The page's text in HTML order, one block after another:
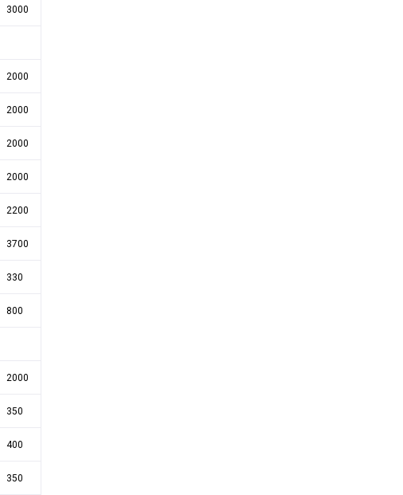
3000
2000
2000
2000
2000
2200
3700
330
800
2000
350
400
350